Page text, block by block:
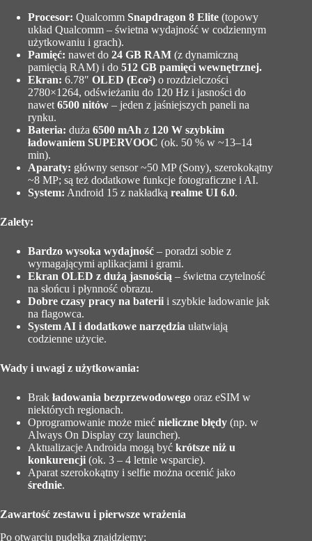
Procesor: Qualcomm Snapdragon 8 Elite (topowy
układ Qualcomm – świetna wydajność w codziennym
użytkowaniu i grach).
Pamięć: nawet do 24 GB RAM (z dynamiczną
pamięcią RAM) i do 512 GB pamięci wewnętrznej.
Ekran: 6.78″ OLED (Eco²) o rozdzielczości
2780×1264, odświeżaniu do 120 Hz i jasności do
nawet 6500 nitów – jeden z jaśniejszych paneli na
rynku.
Bateria: duża 6500 mAh z 120 W szybkim
ładowaniem SUPERVOOC (ok. 50 % w ~13–14
min).
Aparaty: główny sensor ~50 MP (Sony), szerokokątny
~8 MP; są też dodatkowe funkcje fotograficzne i AI.
System: Android 15 z nakładką realme UI 6.0.
Zalety:
Bardzo wysoka wydajność – poradzi sobie z
wymagającymi aplikacjami i grami.
Ekran OLED z dużą jasnością – świetna czytelność
na słońcu i płynność obrazu.
Dobre czasy pracy na baterii i szybkie ładowanie jak
na flagowca.
System AI i dodatkowe narzędzia ułatwiają
codzienne użycie.
Wady i uwagi z użytkowania:
Brak ładowania bezprzewodowego oraz eSIM w
niektórych regionach.
Oprogramowanie może mieć nieliczne błędy (np. w
Always On Display czy launcher).
Aktualizacje Androida mogą być krótsze niż u
konkurencji (ok. 3 – 4 letnie wsparcie).
Aparat szerokokątny i selfie można ocenić jako
średnie.
Zawartość zestawu i pierwsze wrażenia
Po otwarciu pudełka znajdziemy: